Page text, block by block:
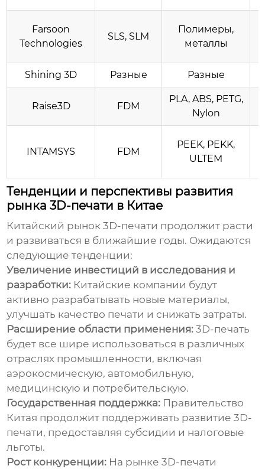
Farsoon
Technologies
SLS, SLM
Полимеры,
металлы
Shining 3D Разные Разные
Raise3D FDM
PLA, ABS, PETG,
Nylon
INTAMSYS FDM
PEEK, PEKK,
ULTEM
Тенденции и перспективы развития
рынка 3D-печати в Китае
Китайский рынок 3D-печати продолжит расти
и развиваться в ближайшие годы. Ожидаются
следующие тенденции:
Увеличение инвестиций в исследования и
разработки: Китайские компании будут
активно разрабатывать новые материалы,
улучшать качество печати и снижать затраты.
Расширение области применения: 3D-печать
будет все шире использоваться в различных
отраслях промышленности, включая
аэрокосмическую, автомобильную,
медицинскую и потребительскую.
Государственная поддержка: Правительство
Китая продолжит поддерживать развитие 3D-
печати, предоставляя субсидии и налоговые
льготы.
Рост конкуренции: На рынке 3D-печати